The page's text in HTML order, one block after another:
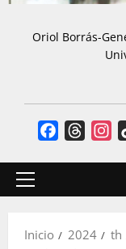
Oriol Borrás-
Facebook
Menú
Inicio
2024 th